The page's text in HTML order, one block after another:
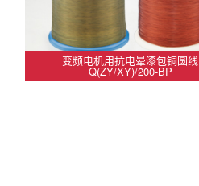
变频电机用抗电晕漆包铜圆线
Q(ZY/XY)/200-BP